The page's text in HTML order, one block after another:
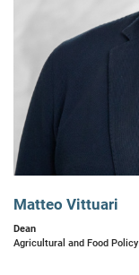
Matteo Vittuari
Dean
Agricultural and Food Policy